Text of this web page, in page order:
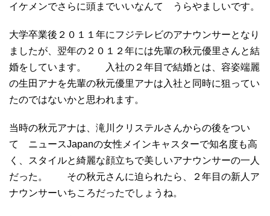
イケメンでさらに頭までいいなんて うらやましいです。
大学卒業後２０１１年にフジテレビのアナウンサーとなり
ましたが、翌年の２０１２年には先輩の秋元優里さんと結
婚をしています。 入社の２年目で結婚とは、容姿端麗
の生田アナを先輩の秋元優里アナは入社と同時に狙ってい
たのではないかと思われます。
当時の秋元アナは、滝川クリステルさんからの後をつい
て ニュースJapanの女性メインキャスターで知名度も高
く、スタイルと綺麗な顔立ちで美しいアナウンサーの一人
だった。 その秋元さんに迫られたら、２年目の新人ア
ナウンサーいちころだったでしょうね。